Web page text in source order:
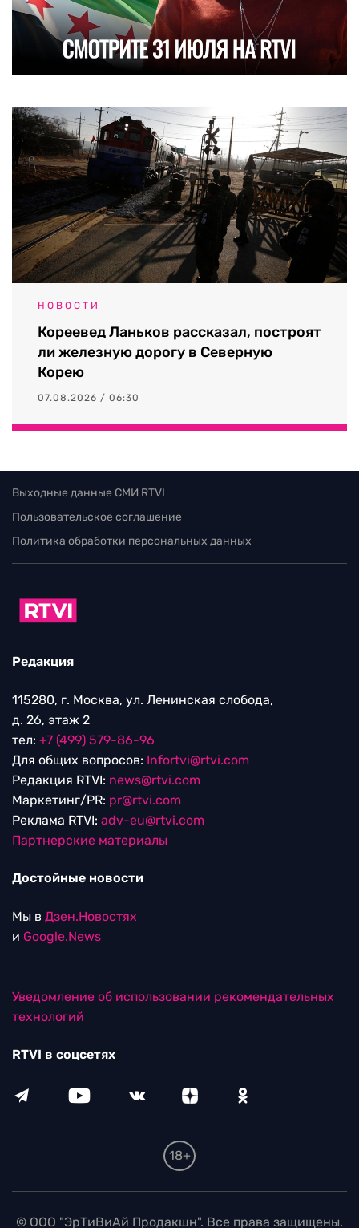
НОВОСТИ
Кореевед Ланьков рассказал, построят
ли железную дорогу в Северную
Корею
07.08.2026 / 06:30
Выходные данные СМИ RTVI
Пользовательское соглашение
Политика обработки персональных данных
Редакция
115280, г. Москва, ул. Ленинская слобода,
д. 26, этаж 2
тел: +7 (499) 579-86-96
Для общих вопросов: Infortvi@rtvi.com
Редакция RTVI: news@rtvi.com
Маркетинг/PR: pr@rtvi.com
Реклама RTVI: adv-eu@rtvi.com
Партнерские материалы
Достойные новости
Мы в Дзен.Новостях
и Google.News
Уведомление об использовании рекомендательных
технологий
RTVI в соцсетях
18+
© ООО "ЭрТиВиАй Продакшн". Все права защищены.